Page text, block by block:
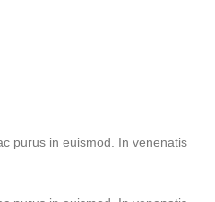
purus in euismod. In venenatis